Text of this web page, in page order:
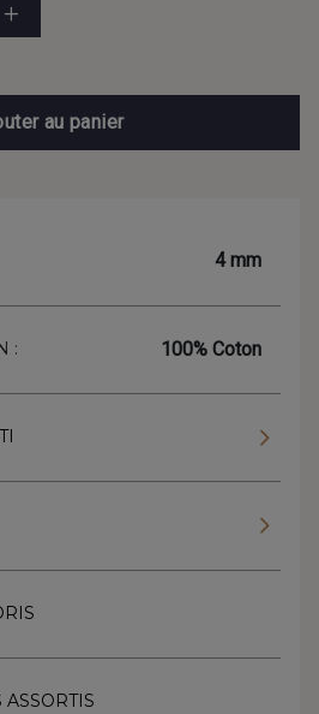
au panier
4 mm
: 100% Coton
ASSORTIS